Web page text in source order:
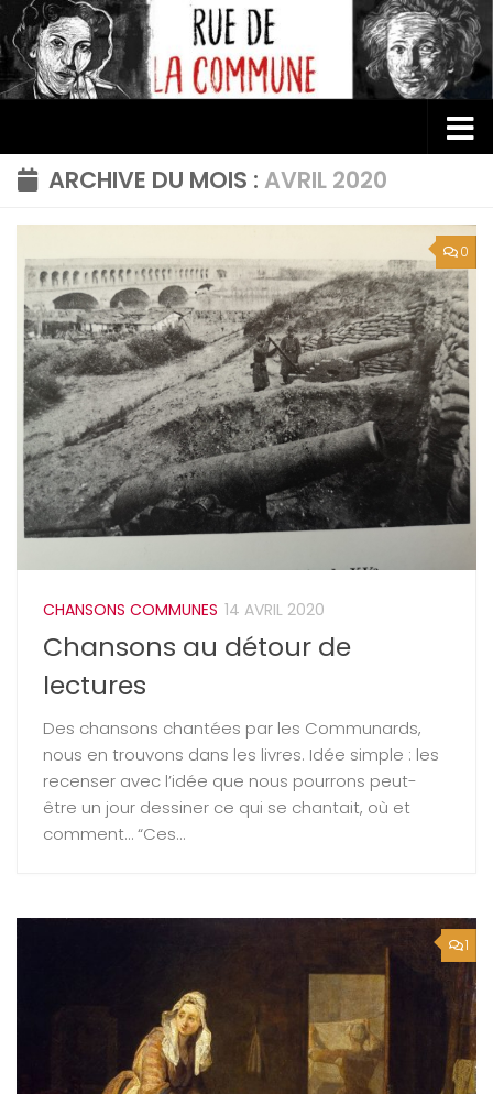
Au dessous du contenu
ARCHIVE DU MOIS : AVRIL 2020
0
CHANSONS COMMUNES 14 AVRIL 2020
Chansons au détour de
lectures
Des chansons chantées par les Communards,
nous en trouvons dans les livres. Idée simple : les
recenser avec l’idée que nous pourrons peut-
être un jour dessiner ce qui se chantait, où et
comment… “Ces...
1